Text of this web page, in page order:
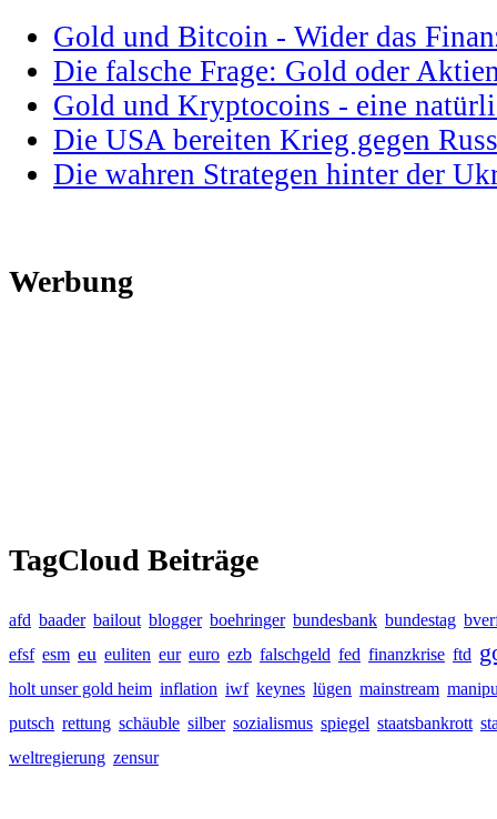
Gold und Bitcoin - Wider das
Die falsche Frage: Gold oder
Gold und Kryptocoins - eine
Die USA bereiten Krieg gegen
Die wahren Strategen hinter der
Werbung
TagCloud Beiträge
afd baader bailout blogger boehringer bundesbank bundestag
efsf esm eu euliten eur euro ezb falschgeld fed finanzkrise ftd
holt unser gold heim inflation iwf keynes lügen mainstream
putsch rettung schäuble silber sozialismus spiegel staatsbankrott
weltregierung zensur